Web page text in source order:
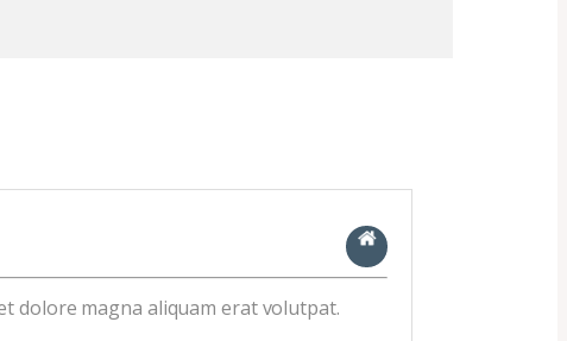
dolore magna aliquam erat volutpat.